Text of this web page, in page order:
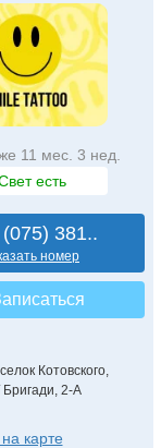
11 мес. 3 нед.
есть
381..
номер
Котовского,
Бригади, 2-А
карте